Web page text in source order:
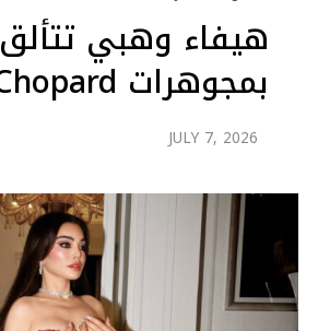
هيفاء وهبي تتألق
بمجوهرات Chopard
JULY 7, 2026